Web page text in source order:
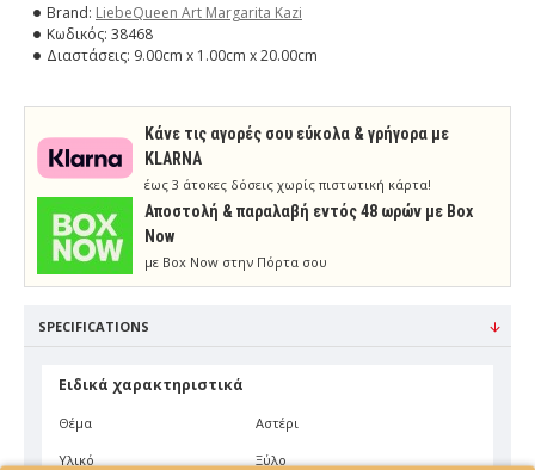
Brand: LiebeQueen Art Margarita Kazi
Κωδικός: 38468
Διαστάσεις: 9.00cm x 1.00cm x 20.00cm
Κάνε τις αγορές σου εύκολα & γρήγορα με
KLARNA
έως 3 άτοκες δόσεις χωρίς πιστωτική κάρτα!
Aποστολή & παραλαβή εντός 48 ωρών με Box
Now
με Box Now στην Πόρτα σου
SPECIFICATIONS
Ειδικά χαρακτηριστικά
Θέμα Αστέρι
Υλικό Ξύλο